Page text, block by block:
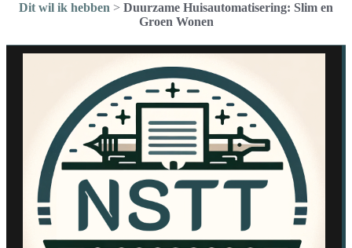
Dit wil ik hebben > Duurzame Huisautomatisering: Slim en
Groen Wonen